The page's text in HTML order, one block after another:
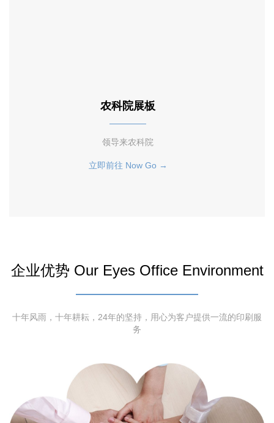
农科院展板
领导来农科院
立即前往 Now Go →
企业优势 Our Eyes Office Environment
十年风雨，十年耕耘，24年的坚持，用心为客户提供一流的印刷服
务